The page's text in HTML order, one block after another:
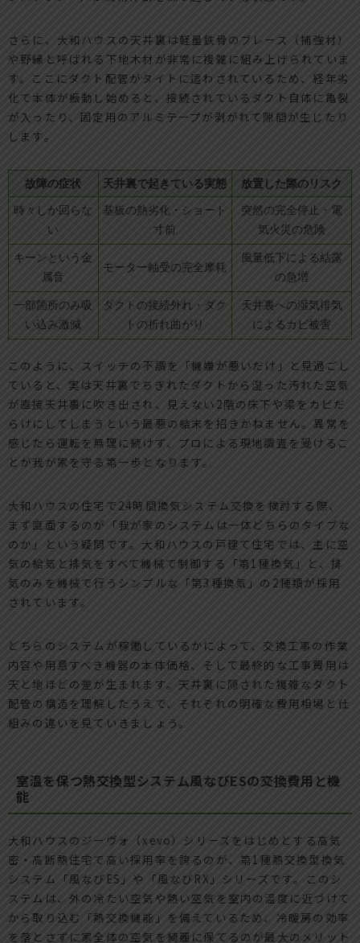
さらに、大和ハウスの天井裏は軽量鉄骨のブレース（補強材）
や野縁と呼ばれる下地木材が非常に複雑に組み上げられていま
す。ここにダクト配管がタイトに這わされているため、経年劣
化で本体が振動し始めると、接続されているダクト自体に亀裂
が入ったり、固定用のアルミテープが剥がれて隙間が生じたり
します。
故障の症状 天井裏で起きている実態 放置した際のリスク
時々しか回らな
い
基板の熱劣化・ショート
寸前
突然の完全停止・電
気火災の危険
キーンという金
属音
モーター軸受の完全摩耗
風量低下による結露
の急増
一部箇所のみ吸
い込み激減
ダクトの接続外れ・ダク
トの折れ曲がり
天井裏への湿気排気
によるカビ被害
このように、スイッチの不調を「機嫌が悪いだけ」と見過ごし
ていると、実は天井裏でちぎれたダクトから湿った汚れた空気
が直接天井裏に吹き出され、見えない2階の床下や梁をカビだ
らけにしてしまうという最悪の結末を招きかねません。異常を
感じたら運転を無理に続けず、プロによる現地調査を受けるこ
とが我が家を守る第一歩となります。
大和ハウスの住宅で24時間換気システム交換を検討する際、
まず直面するのが「我が家のシステムは一体どちらのタイプな
のか」という疑問です。大和ハウスの戸建て住宅では、主に空
気の給気と排気をすべて機械で制御する「第1種換気」と、排
気のみを機械で行うシンプルな「第3種換気」の2種類が採用
されています。
どちらのシステムが稼働しているかによって、交換工事の作業
内容や用意すべき機器の本体価格、そして最終的な工事費用は
天と地ほどの差が生まれます。天井裏に隠された複雑なダクト
配管の構造を理解したうえで、それぞれの明確な費用相場と仕
組みの違いを見ていきましょう。
室温を保つ熱交換型システム風なびESの交換費用と機
能
大和ハウスのジーヴォ（xevo）シリーズをはじめとする高気
密・高断熱住宅で高い採用率を誇るのが、第1種熱交換型換気
システム「風なびES」や「風なびRX」シリーズです。このシ
ステムは、外の冷たい空気や熱い空気を室内の温度に近づけて
から取り込む「熱交換機能」を備えているため、冷暖房の効率
を落とさずに家全体の空気を綺麗に保てるのが最大のメリット